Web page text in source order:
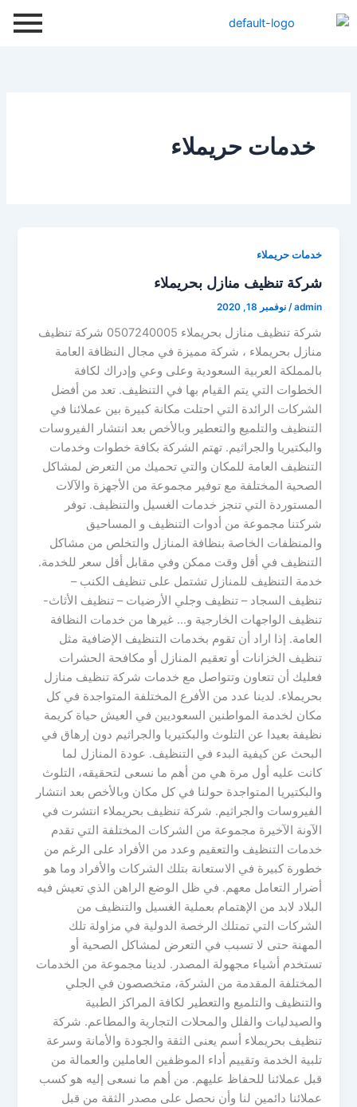
إلى
خدمات حريملاء
خدمات حريملاء
شركة تنظيف منازل بحريملاء
admin
/نوفمبر 18, 2020
شركة تنظيف منازل بحريملاء 0507240005 شركة تنظيف
منازل بحريملاء ، شركة مميزة في مجال النظافة العامة
بالمملكة العربية السعودية وعلى وعي وإدراك لكافة
الخطوات التي يتم القيام بها في التنظيف. تعد من أفضل
الشركات الرائدة التي احتلت مكانة كبيرة بين عملائنا في
التنظيف والتلميع والتعطير وبالأخص بعد انتشار الفيروسات
والبكتيريا والجراثيم. تهتم الشركة بكافة خطوات وخدمات
التنظيف العامة للمكان والتي تحميك من التعرض لمشاكل
الصحية المختلفة مع توفير مجموعة من الأجهزة والآلات
المستوردة التي تنجز خدمات الغسيل والتنظيف. توفر
شركتنا مجموعة من أدوات التنظيف و المساحيق
والمنظفات الخاصة بنظافة المنازل والتخلص من مشاكل
التنظيف في أقل وقت ممكن وفي مقابل أقل سعر للخدمة.
خدمة التنظيف للمنازل تشتمل على تنظيف الكنب –
تنظيف السجاد – تنظيف وجلي الأرضيات – تنظيف الأثاث-
تنظيف الواجهات الخارجية و… غيرها من خدمات النظافة
العامة. إذا اراد أن تقوم بخدمات التنظيف الإضافية مثل
تنظيف الخزانات أو تعقيم المنازل أو مكافحة الحشرات
فعليك أن تتعاون وتتواصل مع خدمات شركة تنظيف منازل
بحريملاء. لدينا عدد من الأفرع المختلفة المتواجدة في كل
مكان لخدمة المواطنين السعوديين في العيش حياة كريمة
نظيفة بعيدا عن التلوث والبكتيريا والجراثيم دون إرهاق في
البحث عن كيفية البدء في التنظيف. عودة المنازل لما
كانت عليه أول مرة هي من أهم ما نسعى لتحقيقه، التلوث
والبكتيريا المتواجدة حولنا في كل مكان وبالأخص بعد انتشار
الفيروسات والجراثيم. شركة تنظيف بحريملاء انتشرت في
الآونة الآخيرة مجموعة من الشركات المختلفة التي تقدم
خدمات التنظيف والتعقيم وعدد من الأفراد على الرغم من
خطورة كبيرة في الاستعانة بتلك الشركات والأفراد وما هو
أضرار التعامل معهم. في ظل الوضع الراهن الذي تعيش فيه
البلاد لابد من الإهتمام بعملية الغسيل والتنظيف من
الشركات التي تمتلك الرخصة الدولية في مزاولة تلك
المهنة حتى لا تسبب في التعرض لمشاكل الصحية أو
تستخدم أشياء مجهولة المصدر. لدينا مجموعة من الخدمات
المختلفة المقدمة من الشركة، متخصصون في الجلي
والتنظيف والتلميع والتعطير لكافة المراكز الطبية
والصيدليات والفلل والمحلات التجارية والمطاعم. شركة
تنظيف بحريملاء أسم يعنى الثقة والجودة والأمانة وسرعة
تلبية الخدمة وتقييم أداء الموظفين العاملين والعمالة من
قبل عملائنا للحفاظ عليهم. من أهم ما نسعى إليه هو كسب
عملائنا دائمين لنا وأن نحصل على مصدر الثقة من قبل